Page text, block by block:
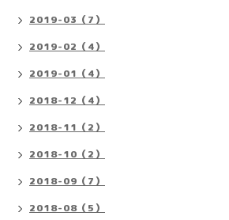
2019-03（7）
2019-02（4）
2019-01（4）
2018-12（4）
2018-11（2）
2018-10（2）
2018-09（7）
2018-08（5）